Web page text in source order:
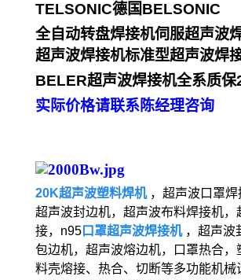
TELSONIC德国BELSONIC
全自动转盘焊接机伺服超声波
超声波焊接机标准型超声波焊
BELER超声波焊接机全系质保
实际价格请联系陈经理咨询
20K超声波塑料焊机，超声波口罩焊
超声波封边机，超声波布料焊接机，
接，n95 口罩超声波焊接机，超声波
包边机，超声波熔边机，口罩热合，
料壳熔接、热合、切断等多功能机械